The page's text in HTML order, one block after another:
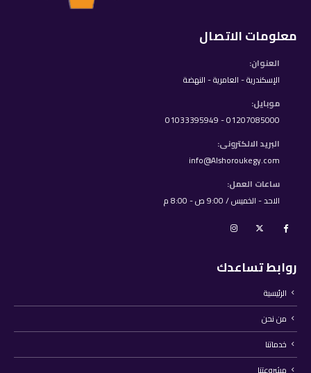
معلومات الاتصال
العنوان:
الإسكندرية - العامرية - النهضة
موبايل:
01207085000 - 01033395949
البريد الالكترونى:
info@Alshoroukegy.com
ساعات العمل:
الاحد - الخميس / 9:00 ص - 8:00 م
روابط تساعدك
الرئيسية
من نحن
خدماتنا